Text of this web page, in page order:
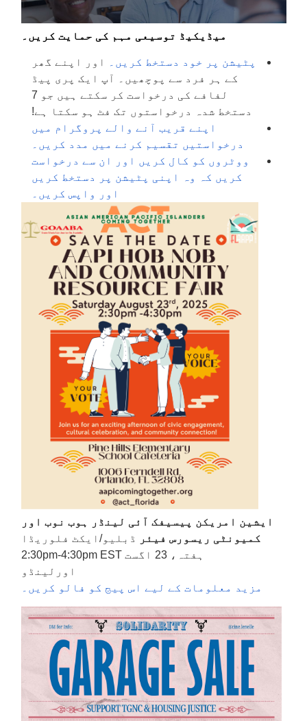
میڈیکیڈ توسیعی مہم کی حمایت کریں۔
پٹیشن پر خود دستخط کریں۔
اور اپنے گھر
کے ہر فرد سے پوچھیں۔ آپ ایک پری پیڈ
لفافے کی درخواست کر سکتے ہیں جو 7
دستخط شدہ درخواستوں تک فٹ ہو سکتا ہے!
اپنے قریب آنے والے پروگرام میں
درخواستیں تقسیم کرنے میں مدد کریں۔
ووٹروں کو کال کریں اور ان سے درخواست
کریں کہ وہ اپنی پٹیشن پر دستخط کریں
اور واپس کریں۔
ایشین امریکن پیسیفک آئی لینڈر ہوب نوب اور
کمیونٹی ریسورس فیئر
ڈبلیو/ایکٹ فلوریڈا
ہفتہ، 23 اگست 2:30pm-4:30pm EST
اورلینڈو
مزید معلومات کے لیے اس پیج کو فالو کریں۔